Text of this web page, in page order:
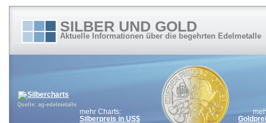
SILBER UND GOLD
Aktuelle Informationen über die begehrten Edelmetalle
Quelle: ag-edelmetalle
mehr Charts:
Silberpreis in US$